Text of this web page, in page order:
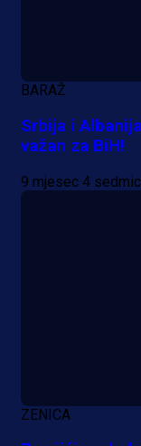
Premijer
BARAŽ
Srbija i
važan za BiH!
9 mjesec 4
ZENICA